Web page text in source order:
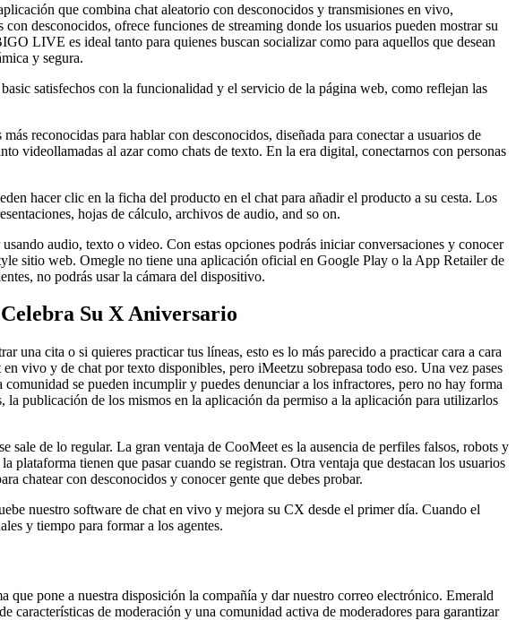
que combina chat aleatorio con desconocidos y transmisiones en vivo,
desconocidos, ofrece funciones de streaming donde los usuarios pueden mostrar su
LIVE es ideal tanto para quienes buscan socializar como para aquellos que desean
y segura.
satisfechos con la funcionalidad y el servicio de la página web, como reflejan las
reconocidas para hablar con desconocidos, diseñada para conectar a usuarios de
videollamadas al azar como chats de texto. En la era digital, conectarnos con personas
hacer clic en la ficha del producto en el chat para añadir el producto a su cesta. Los
hojas de cálculo, archivos de audio, and so on.
audio, texto o video. Con estas opciones podrás iniciar conversaciones y conocer
sitio web. Omegle no tiene una aplicación oficial en Google Play o la App Retailer de
no podrás usar la cámara del dispositivo.
Su X Aniversario
una cita o si quieres practicar tus líneas, esto es lo más parecido a practicar cara a cara
vivo y de chat por texto disponibles, pero iMeetzu sobrepasa todo eso. Una vez pases
se pueden incumplir y puedes denunciar a los infractores, pero no hay forma
la publicación de los mismos en la aplicación da permiso a la aplicación para utilizarlos
de lo regular. La gran ventaja de CooMeet es la ausencia de perfiles falsos, robots y
tienen que pasar cuando se registran. Otra ventaja que destacan los usuarios
chatear con desconocidos y conocer gente que debes probar.
nuestro software de chat en vivo y mejora su CX desde el primer día. Cuando el
y tiempo para formar a los agentes.
pone a nuestra disposición la compañía y dar nuestro correo electrónico. Emerald
características de moderación y una comunidad activa de moderadores para garantizar